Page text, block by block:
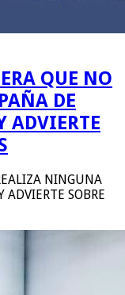
QUE NO
DE
ADVIERTE
NINGUNA
SOBRE